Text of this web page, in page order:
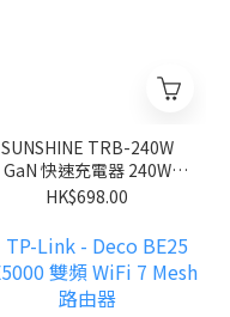
SUNSHINE TRB-240W
GaN 快速充電器 240W
PD3.1 QC3.0 USB-Ax2
HK$698.00